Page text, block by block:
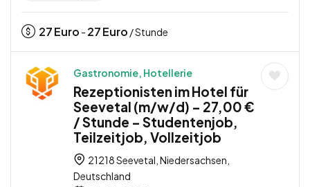
27Euro - 27Euro / Stunde
Gastronomie, Hotellerie
Rezeptionisten im Hotel für
Seevetal (m/w/d) – 27,00 €
/ Stunde – Studentenjob,
Teilzeitjob, Vollzeitjob
21218 Seevetal, Niedersachsen,
Deutschland